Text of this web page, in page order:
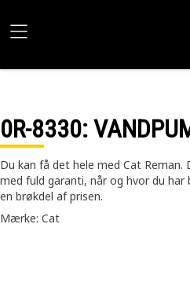
0R-8330:
Du kan få det hele med Cat
med fuld garanti, når og hvor du
en brøkdel af prisen.
Mærke: Cat